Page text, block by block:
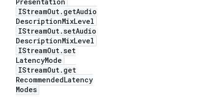
IStreamOut. getAudio
DescriptionMixLevel
IStreamOut.setAudio
DescriptionMixLevel
IStreamOut.set
LatencyMode
IStreamOut. get
RecommendedLatency
Modes